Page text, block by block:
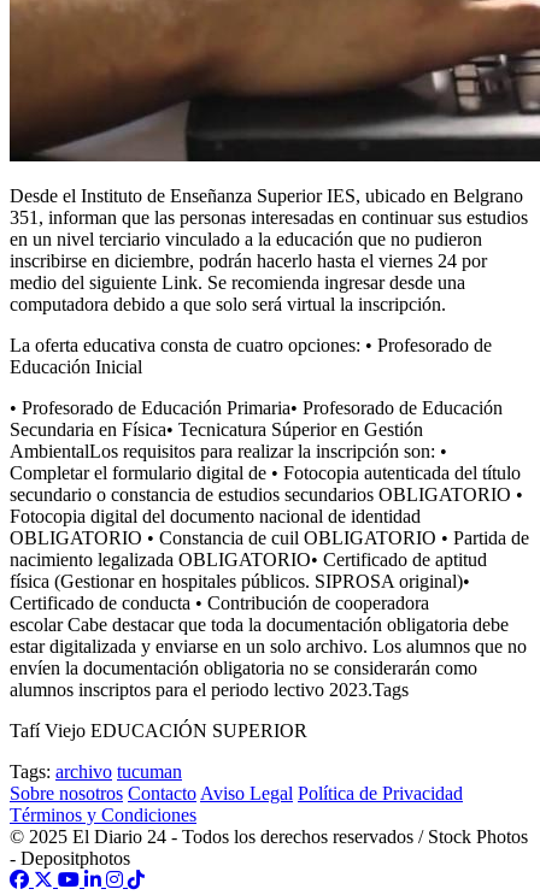
Desde el Instituto de Enseñanza Superior IES, ubicado en Belgrano
351, informan que las personas interesadas en continuar sus estudios
en un nivel terciario vinculado a la educación que no pudieron
inscribirse en diciembre, podrán hacerlo hasta el viernes 24 por
medio del siguiente Link. Se recomienda ingresar desde una
computadora debido a que solo será virtual la inscripción.
La oferta educativa consta de cuatro opciones: • Profesorado de
Educación Inicial
• Profesorado de Educación Primaria• Profesorado de Educación
Secundaria en Física• Tecnicatura Súperior en Gestión
AmbientalLos requisitos para realizar la inscripción son: •
Completar el formulario digital de • Fotocopia autenticada del título
secundario o constancia de estudios secundarios OBLIGATORIO •
Fotocopia digital del documento nacional de identidad
OBLIGATORIO • Constancia de cuil OBLIGATORIO • Partida de
nacimiento legalizada OBLIGATORIO• Certificado de aptitud
física (Gestionar en hospitales públicos. SIPROSA original)•
Certificado de conducta • Contribución de cooperadora
escolar Cabe destacar que toda la documentación obligatoria debe
estar digitalizada y enviarse en un solo archivo. Los alumnos que no
envíen la documentación obligatoria no se considerarán como
alumnos inscriptos para el periodo lectivo 2023.Tags
Tafí Viejo EDUCACIÓN SUPERIOR
Tags: archivo tucuman
Sobre nosotros Contacto Aviso Legal Política de Privacidad
Términos y Condiciones
© 2025 El Diario 24 - Todos los derechos reservados / Stock Photos
- Depositphotos